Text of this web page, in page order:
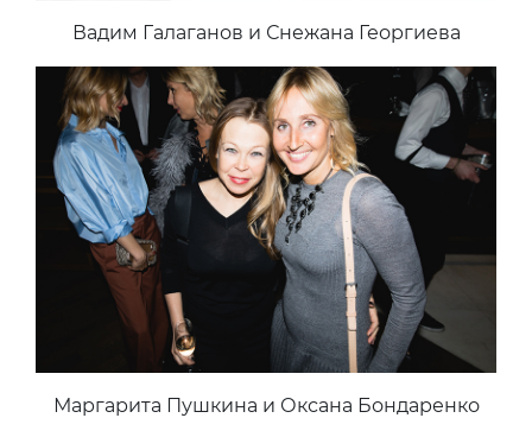
Вадим Галаганов и Снежана Георгиева
Маргарита Пушкина и Оксана Бондаренко